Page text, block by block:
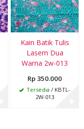
Kain Batik Tulis
Lasem Dua
Warna 2w-013
Rp 350.000
Tersedia / KBTL-
2W-013